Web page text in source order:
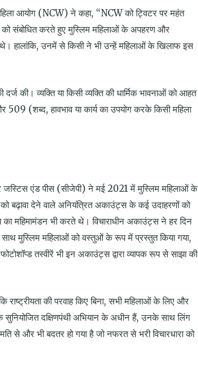
आयोग (NCW) ने कहा, “NCW को ट्विटर पर महंत
को संबोधित करते हुए मुस्लिम महिलाओं के अपहरण और
हालांकि, उनमें से किसी ने भी उन्हें महिलाओं के खिलाफ इस
की। व्यक्ति या किसी व्यक्ति की धार्मिक भावनाओं को आहत
(शब्द, हावभाव या कार्य का उपयोग करके किसी महिला
जस्टिस एंड पीस (सीजेपी) ने मई 2021 में मुस्लिम महिलाओं के
बढ़ावा देने वाले अनियंत्रित अकाउंट्स के कई उदाहरणों को
महिमामंडन भी करते थे। विचाराधीन अकाउंट्स ने हर दिन
मुस्लिम महिलाओं को वस्तुओं के रूप में प्रस्तुत किया गया,
तस्वीरें भी इन अकाउंट्स द्वारा व्यापक रूप से साझा की
राष्ट्रीयता की परवाह किए बिना, सभी महिलाओं के लिए और
दक्षिणपंथी अभियान के अधीन हैं, उनके साथ लिंग
से और भी बदतर हो गया है जो नफरत से भरी विचारधारा को